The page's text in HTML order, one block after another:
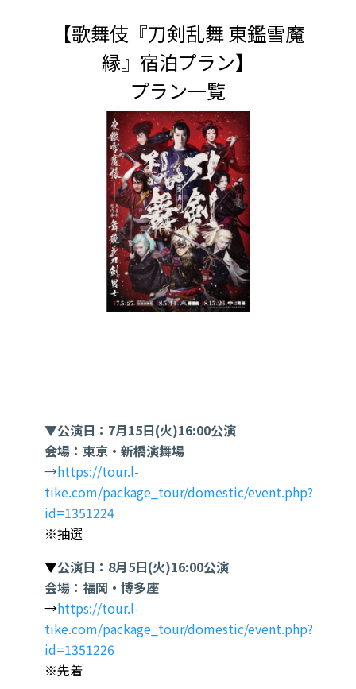
【歌舞伎『刀剣乱舞 東鑑雪魔
縁』宿泊プラン】
プラン一覧
▼公演日：7月15日(火)16:00公演
会場：東京・新橋演舞場
→https://tour.l-
tike.com/package_tour/domestic/event.php?
id=1351224
※抽選
▼公演日：8月5日(火)16:00公演
会場：福岡・博多座
→https://tour.l-
tike.com/package_tour/domestic/event.php?
id=1351226
※先着